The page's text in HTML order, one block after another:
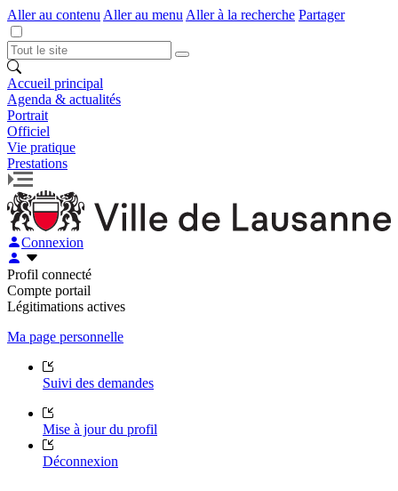
Aller au contenu Aller au menu Aller à la recherche Partager
Accueil principal
Agenda & actualités
Portrait
Officiel
Vie pratique
Prestations
Connexion
Profil connecté
Compte portail
Légitimations actives
Ma page personnelle
Suivi des demandes
Mise à jour du profil
Déconnexion